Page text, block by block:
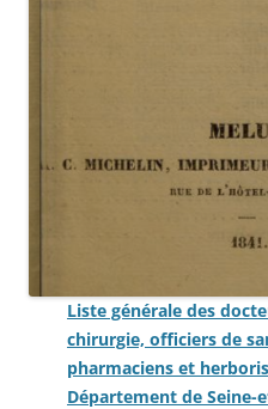
Liste générale des
chirurgie, officiers de
pharmaciens et
Département de Seine-